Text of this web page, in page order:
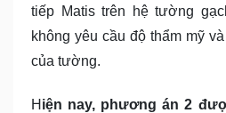
tiếp Matis trên hệ tường
không yêu cầu độ thẩm mỹ
của tường.
H iện nay, phương án 2